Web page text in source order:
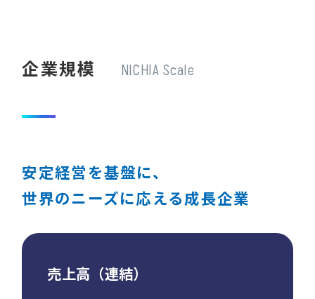
企業規模 NICHIA Scale
安定経営を基盤に、
世界のニーズに応える成長企業
売上高（連結）